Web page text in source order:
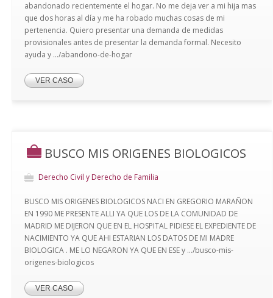
abandonado recientemente el hogar. No me deja ver a mi hija mas
que dos horas al día y me ha robado muchas cosas de mi
pertenencia. Quiero presentar una demanda de medidas
provisionales antes de presentar la demanda formal. Necesito
ayuda y .../abandono-de-hogar
VER CASO
BUSCO MIS ORIGENES BIOLOGICOS
Derecho Civil y Derecho de Familia
BUSCO MIS ORIGENES BIOLOGICOS NACI EN GREGORIO MARAÑON
EN 1990 ME PRESENTE ALLI YA QUE LOS DE LA COMUNIDAD DE
MADRID ME DIJERON QUE EN EL HOSPITAL PIDIESE EL EXPEDIENTE DE
NACIMIENTO YA QUE AHI ESTARIAN LOS DATOS DE MI MADRE
BIOLOGICA . ME LO NEGARON YA QUE EN ESE y .../busco-mis-
origenes-biologicos
VER CASO